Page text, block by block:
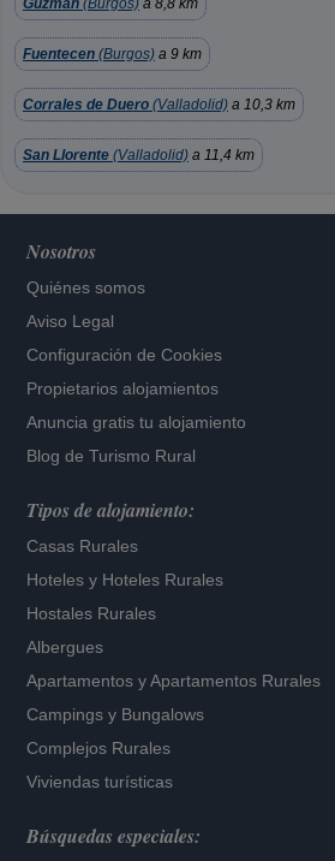
Guzman (Burgos) a 8,8 km
Fuentecen (Burgos) a 9 km
Corrales de Duero (Valladolid) a 10,3 km
San Llorente (Valladolid) a 11,4 km
Nosotros
Quiénes somos
Aviso Legal
Configuración de Cookies
Propietarios alojamientos
Anuncia gratis tu alojamiento
Blog de Turismo Rural
Tipos de alojamiento:
Casas Rurales
Hoteles y Hoteles Rurales
Hostales Rurales
Albergues
Apartamentos yApartamentos Rurales
Campings y Bungalows
Complejos Rurales
Viviendas turísticas
Búsquedas especiales: